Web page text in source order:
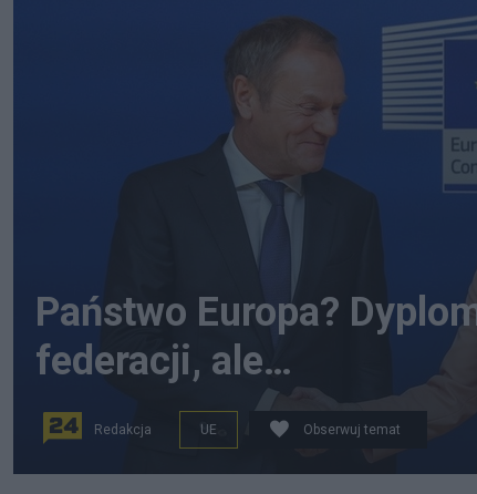
Państwo Europa?
federacji, ale…
Redakcja UE Obserwuj temat